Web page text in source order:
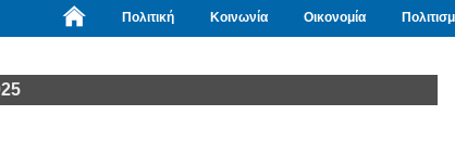
Πολιτική Κοινωνία Οικονομία